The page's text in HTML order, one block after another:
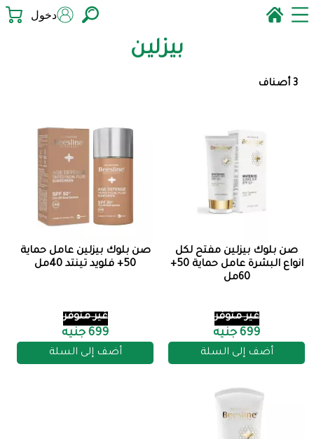
دخول
بيزلين
3 أصناف
صن بلوك بيزلين مفتح لكل
انواع البشرة عامل حماية 50+
60مل
غير متوفر
699 جنيه
أضف إلى السلة
صن بلوك بيزلين عامل حماية
50+ فلويد تينتد 40مل
غير متوفر
699 جنيه
أضف إلى السلة